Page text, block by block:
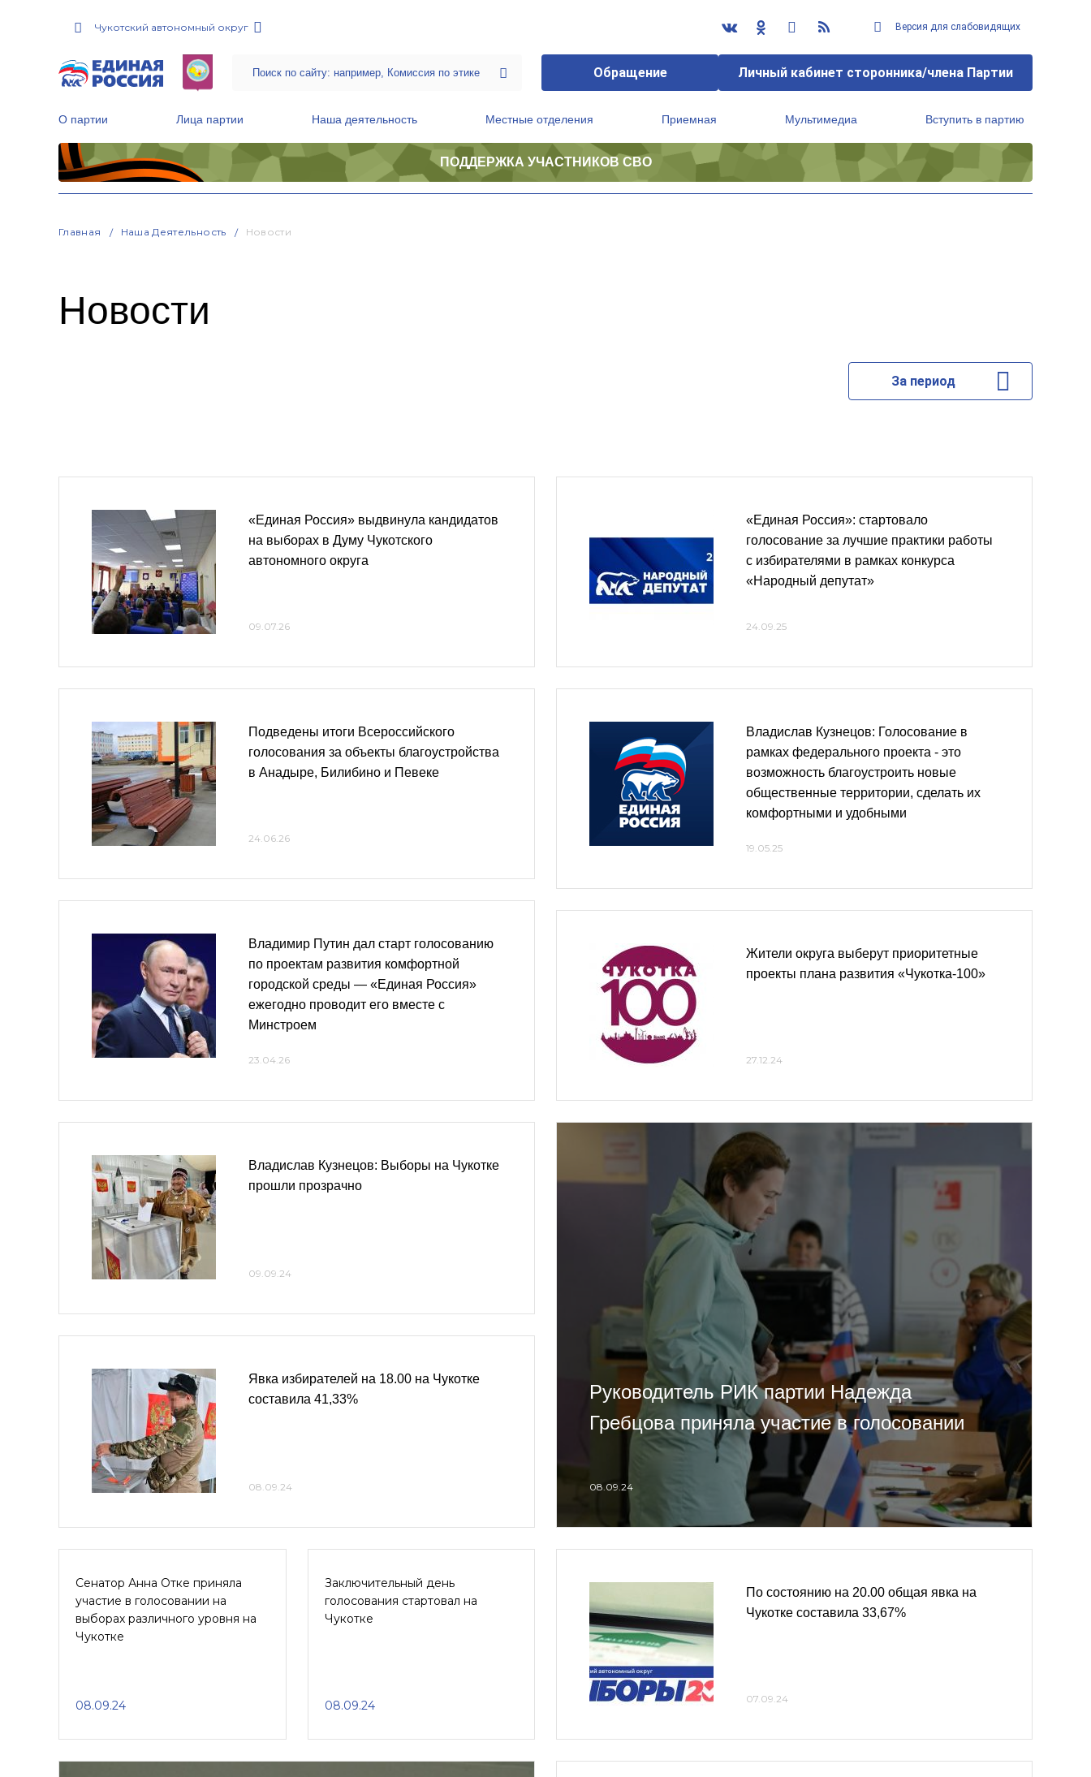
Чукотский автономный округ Версия для слабовидящих
Обращение Личный кабинет сторонника/члена Партии
О партии Лица партии Наша деятельность Местные отделения Приемная Мультимедиа Вступить в партию
ПОДДЕРЖКА УЧАСТНИКОВ СВО
Главная Наша Деятельность Новости
Новости
За период
«Единая Россия» выдвинула кандидатов
на выборах в Думу Чукотского
автономного округа
09.07.26
Подведены итоги Всероссийского
голосования за объекты благоустройства
в Анадыре, Билибино и Певеке
24.06.26
Владимир Путин дал старт голосованию
по проектам развития комфортной
городской среды — «Единая Россия»
ежегодно проводит его вместе с
Минстроем
23.04.26
«Единая Россия»: стартовало
голосование за лучшие практики работы
с избирателями в рамках конкурса
«Народный депутат»
24.09.25
Владислав Кузнецов: Голосование в
рамках федерального проекта - это
возможность благоустроить новые
общественные территории, сделать их
комфортными и удобными
19.05.25
Жители округа выберут приоритетные
проекты плана развития «Чукотка-100»
27.12.24
Владислав Кузнецов: Выборы на Чукотке
прошли прозрачно
09.09.24
Явка избирателей на 18.00 на Чукотке
составила 41,33%
08.09.24
Руководитель РИК партии Надежда
Гребцова приняла участие в голосовании
08.09.24
Сенатор Анна Отке приняла
участие в голосовании на
выборах различного уровня на
Чукотке
08.09.24
Заключительный день
голосования стартовал на
Чукотке
08.09.24
По состоянию на 20.00 общая явка на
Чукотке составила 33,67%
07.09.24